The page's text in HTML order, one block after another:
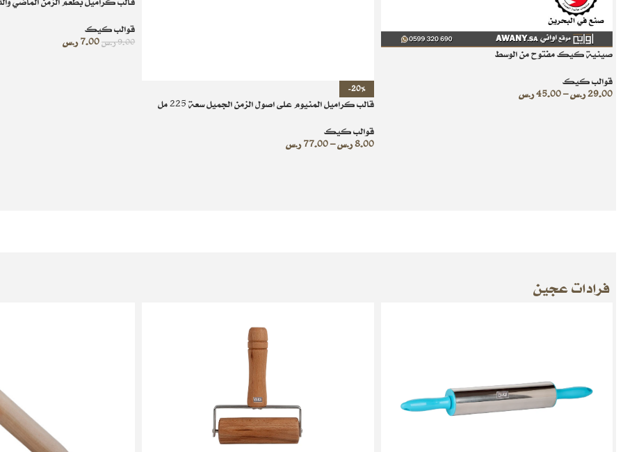
صينية كيك مفتوح من الوسط
قوالب كيك
29.00ر.س–
45.00ر.س -20%
قالب كراميل المنيوم على اصول الزمن الجميل سعة 225 مل
قوالب كيك
8.00ر.س–
77.00 ر.س
قوالب كيك
9.00ر.س7.00ر.س
فرادات عجين